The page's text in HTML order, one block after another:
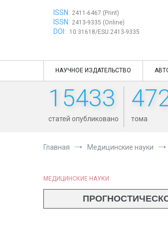
ISSN: 2411-6467 (Print)
ISSN: 2413-9335 (Online)
DOI: 10.31618/ESU.2413-9335
НАУЧНОЕ ИЗДАТЕЛЬСТВО
15433
статей опубликовано тома
Главная Медицинские науки
МЕДИЦИНСКИЕ НАУКИ